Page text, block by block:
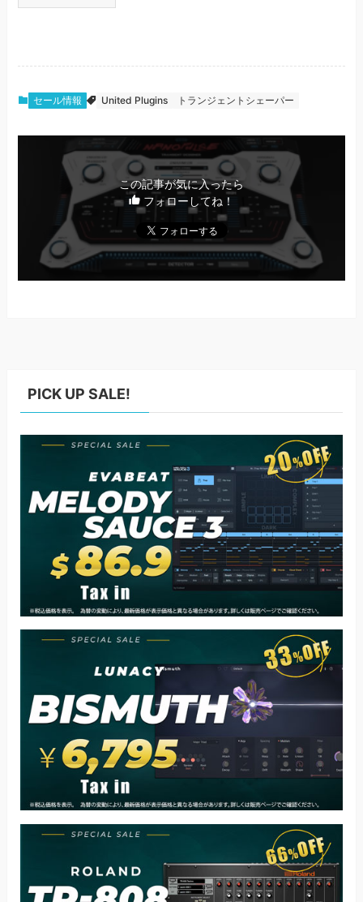
セール情報 United Plugins トランジェントシェーパー
この記事が気に入ったら
フォローしてね！
PICK UP SALE!